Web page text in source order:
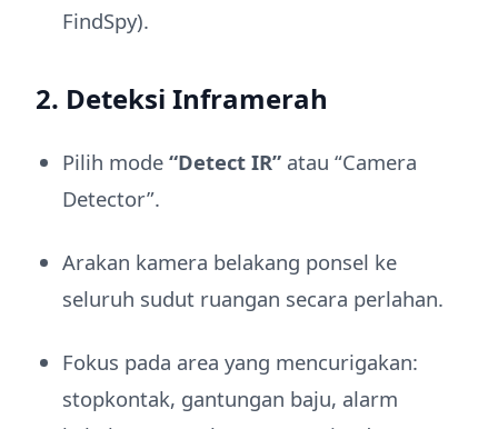
FindSpy).
2. Deteksi Inframerah
Pilih mode “Detect IR” atau “Camera
Detector”.
Arakan kamera belakang ponsel ke
seluruh sudut ruangan secara perlahan.
Fokus pada area yang mencurigakan:
stopkontak, gantungan baju, alarm